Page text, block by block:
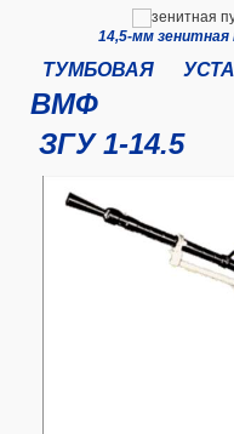
14,5-мм
ТУМБОВАЯ
ЗГУ 1-14.5